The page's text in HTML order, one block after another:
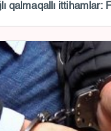
qalmaqallı ittihamlar: